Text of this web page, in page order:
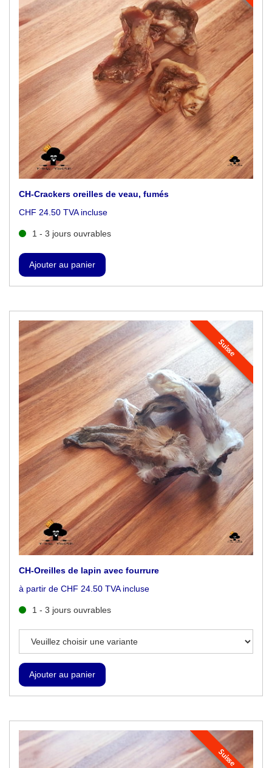
CH-Crackers oreilles de veau, fumés
CHF 24.50 TVA incluse
1 - 3 jours ouvrables
Suisse
CH-Oreilles de lapin avec fourrure
à partir de CHF 24.50 TVA incluse
1 - 3 jours ouvrables
Suisse